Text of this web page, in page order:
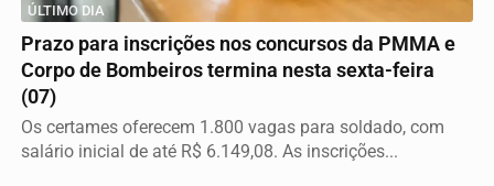
ÚLTIMO DIA
Prazo para inscrições nos concursos da PMMA e
Corpo de Bombeiros termina nesta sexta-feira
(07)
Os certames oferecem 1.800 vagas para soldado, com
salário inicial de até R$ 6.149,08. As inscrições...